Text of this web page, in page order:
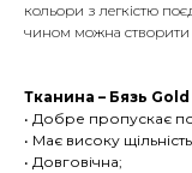
кольори з легкістю
чином можна створити
Тканина – Бязь Gold
• Добре пропускає
• Має високу
• Довговічна;